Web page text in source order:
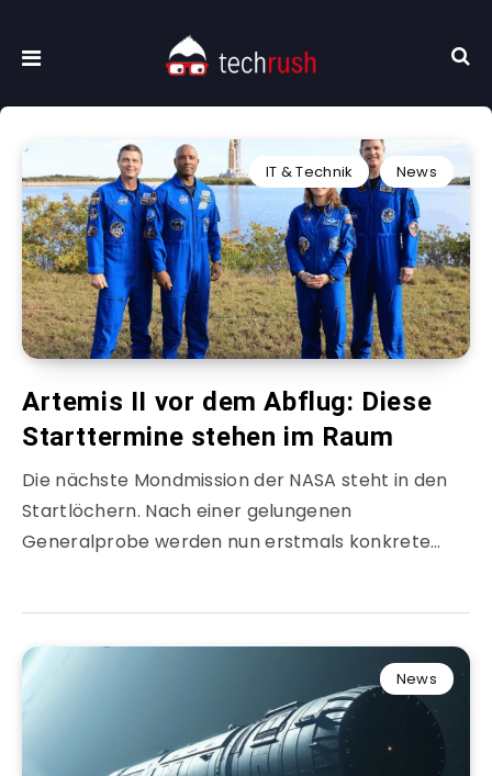
IT & Technik News
Artemis II vor dem Abflug: Diese
Starttermine stehen im Raum
Die nächste Mondmission der NASA steht in den
Startlöchern. Nach einer gelungenen
Generalprobe werden nun erstmals konkrete…
News